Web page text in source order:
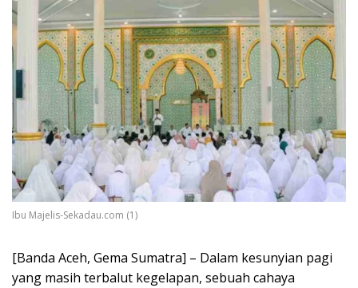
Ibu Majelis-Sekadau.com (1)
[Banda Aceh, Gema Sumatra] – Dalam kesunyian pagi
yang masih terbalut kegelapan, sebuah cahaya